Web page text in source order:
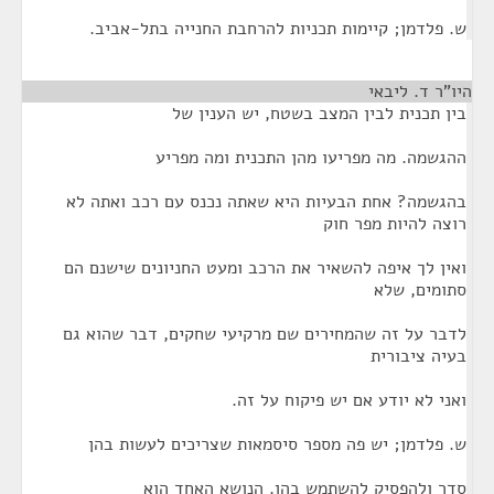
ש. פלדמן; קיימות תכניות להרחבת החנייה בתל-אביב.
היו"ר ד. ליבאי
בין תכנית לבין המצב בשטח, יש הענין של
ההגשמה. מה מפריעו מהן התכנית ומה מפריע
בהגשמה? אחת הבעיות היא שאתה נכנס עם רכב ואתה לא
רוצה להיות מפר חוק
ואין לך איפה להשאיר את הרכב ומעט החניונים שישנם הם
סתומים, שלא
לדבר על זה שהמחירים שם מרקיעי שחקים, דבר שהוא גם
בעיה ציבורית
ואני לא יודע אם יש פיקוח על זה.
ש. פלדמן; יש פה מספר סיסמאות שצריכים לעשות בהן
סדר ולהפסיק להשתמש בהן. הנושא האחד הוא